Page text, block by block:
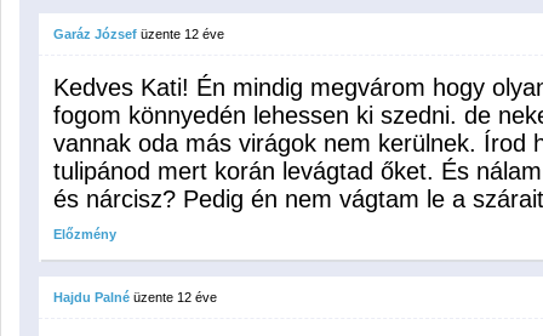
Garáz József üzente 12 éve
Kedves Kati! Én mindig megvárom hogy
fogom könnyedén lehessen ki szedni. de
vannak oda más virágok nem kerülnek. Írod
tulipánod mert korán levágtad őket. És
és nárcisz? Pedig én nem vágtam le a
Előzmény
Hajdu Palné üzente 12 éve